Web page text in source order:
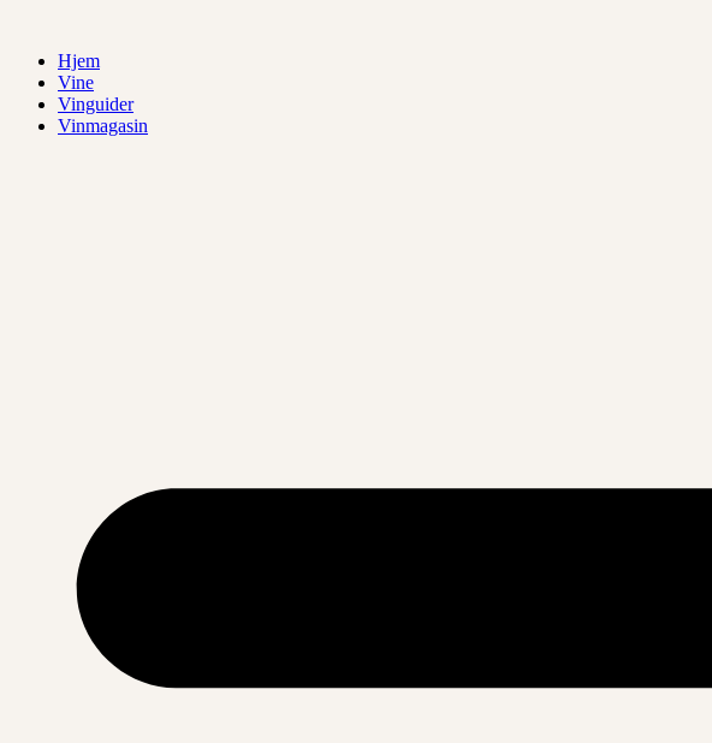
indholdHjem
Vine
Vinguider
Vinmagasin